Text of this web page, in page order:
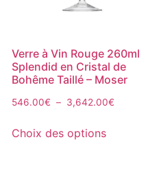
Verre à Vin Rouge 260ml
Splendid en Cristal de
Bohême Taillé – Moser
546.00€ – 3,642.00€
Choix des options